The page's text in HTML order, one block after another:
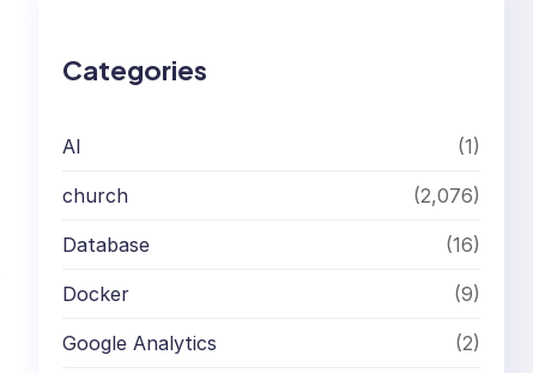
Categories
AI (1)
church (2,076)
Database (16)
Docker (9)
Google Analytics (2)